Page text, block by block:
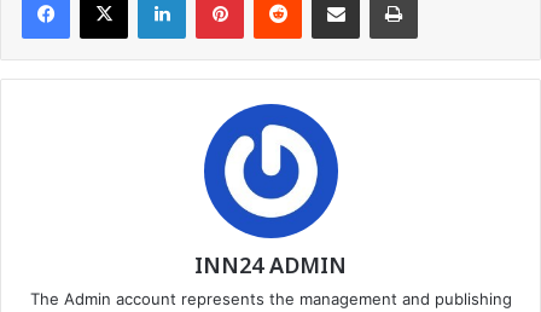
INN24 ADMIN
The Admin account represents the management and publishing